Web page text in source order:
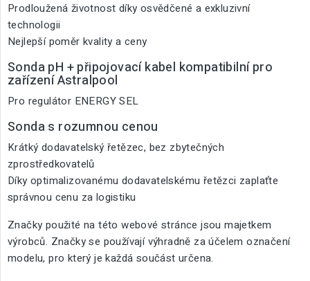
Prodloužená životnost díky osvědčené a exkluzivní
technologii
Nejlepší poměr kvality a ceny
Sonda pH + připojovací kabel kompatibilní pro
zařízení Astralpool
Pro regulátor ENERGY SEL
Sonda s rozumnou cenou
Krátký dodavatelský řetězec, bez zbytečných
zprostředkovatelů
Díky optimalizovanému dodavatelskému řetězci zaplaťte
správnou cenu za logistiku
Značky použité na této webové stránce jsou majetkem
výrobců. Značky se používají výhradně za účelem označení
modelu, pro který je každá součást určena.